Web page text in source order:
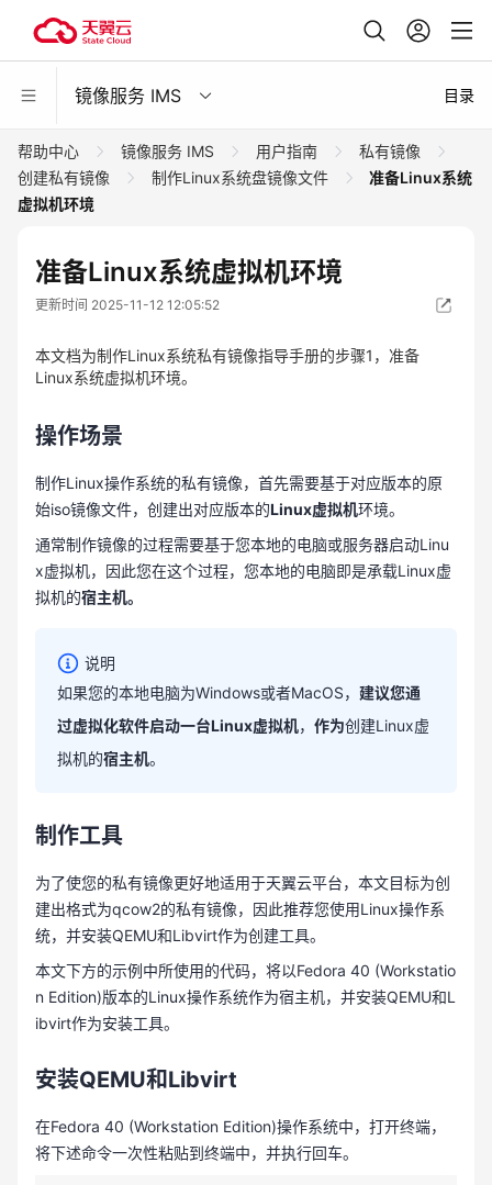
镜像服务 IMS 目录
帮助中心 镜像服务 IMS 用户指南
私有镜像
创建私有镜像
制作Linux系统盘镜像文件
准备Linux系统
虚拟机环境
准备Linux系统虚拟机环境
更新时间 2025-11-12 12:05:52
本文档为制作Linux系统私有镜像指导手册的步骤1，准备
Linux系统虚拟机环境。
操作场景
制作Linux操作系统的私有镜像，首先需要基于对应版本的原
始iso镜像文件，创建出对应版本的Linux虚拟机环境。
通常制作镜像的过程需要基于您本地的电脑或服务器启动Linu
x虚拟机，因此您在这个过程，您本地的电脑即是承载Linux虚
拟机的宿主机。
说明
如果您的本地电脑为Windows或者MacOS， 建议您通
过虚拟化软件启动一台Linux虚拟机， 作为创建Linux虚
拟机的宿主机。
制作工具
为了使您的私有镜像更好地适用于天翼云平台，本文目标为创
建出格式为qcow2的私有镜像，因此推荐您使用Linux操作系
统，并安装QEMU和Libvirt作为创建工具。
本文下方的示例中所使用的代码，将以Fedora 40 (Workstatio
n Edition)版本的Linux操作系统作为宿主机，并安装QEMU和L
ibvirt作为安装工具。
安装QEMU和Libvirt
在Fedora 40 (Workstation Edition)操作系统中，打开终端，
将下述命令一次性粘贴到终端中，并执行回车。